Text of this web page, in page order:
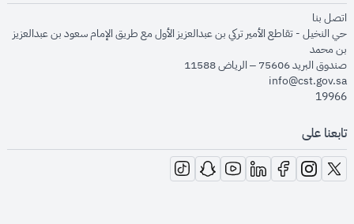
اتصل بنا
حي النخيل - تقاطع الأمير تركي بن عبدالعزيز الأول مع طريق الإمام سعود بن عبدالعزيز
بن محمد
صندوق البريد 75606 – الرياض 11588
info@cst.gov.sa
19966
تابعنا على
opens in new window
opens in new window
opens in new window
opens in new window
opens in new window
opens in new window
opens in new window